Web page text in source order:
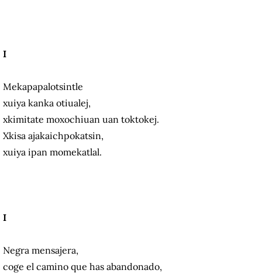
I
Mekapapalotsintle
xuiya kanka otiualej,
xkimitate moxochiuan uan toktokej.
Xkisa ajakaichpokatsin,
xuiya ipan momekatlal.
I
Negra mensajera,
coge el camino que has abandonado,